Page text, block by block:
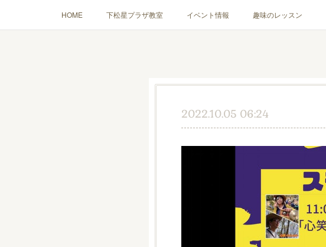
HOME 下松星プラザ教室 イベント情報 趣味のレッスン
2022.10.05 06:24